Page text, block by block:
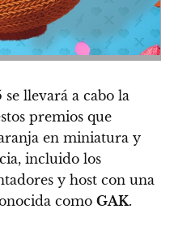
se llevará a cabo la
premios que
en miniatura y
incluido los
y host con una
como GAK.